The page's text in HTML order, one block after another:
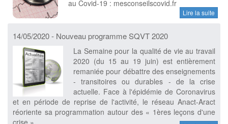
au Covid-19 : mesconseilscovid.fr
Lire la suite
14/05/2020 - Nouveau programme SQVT 2020
La Semaine pour la qualité de vie au travail
2020 (du 15 au 19 juin) est entièrement
remaniée pour débattre des enseignements
- transitoires ou durables - de la crise
actuelle. Face à l'épidémie de Coronavirus
et en période de reprise de l'activité, le réseau Anact-Aract
réoriente sa programmation autour des « 1ères leçons d'une
crise ».